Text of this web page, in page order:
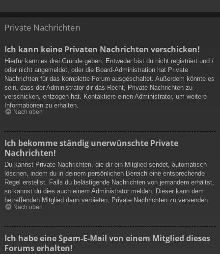
Private Nachrichten
Ich kann keine Privaten Nachrichten verschicken!
Hierfür kann es drei Gründe geben: Entweder bist du nicht registriert und /
oder nicht angemeldet, oder die Board-Administration hat Private
Nachrichten für das komplette Forum ausgeschaltet. Außerdem könnte es
sein, dass der Administrator dir das Recht, Private Nachrichten zu
verschicken, entzogen hat. Kontaktiere einen Administrator, um weitere
Informationen zu erhalten.
Nach oben
Ich bekomme ständig unerwünschte Private
Nachrichten!
Du kannst Private Nachrichten, die dir ein Mitglied sendet, automatisch
löschen, indem du in deinem persönlichen Bereich eine entsprechende
Regel erstellst. Falls du belästigende Nachrichten von jemandem erhältst,
so kannst du dies auch einem Administrator melden. Dieser kann dem
betreffenden Mitglied dann verbieten, Private Nachrichten zu versenden.
Nach oben
Ich habe eine Spam-E-Mail von einem Mitglied dieses
Forums erhalten!